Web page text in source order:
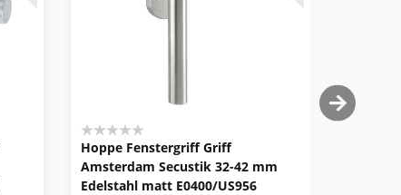
Hoppe Fenstergriff Griff
Amsterdam Secustik 32-42 mm
Edelstahl matt E0400/US956